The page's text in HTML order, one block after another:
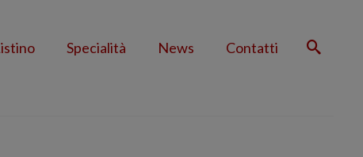
Specialità News Contatti